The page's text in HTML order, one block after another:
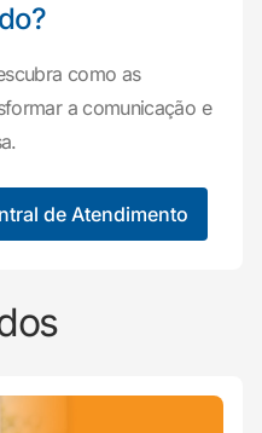
como as
a comunicação e
de Atendimento